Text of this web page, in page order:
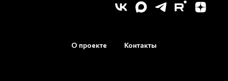
О проекте Контакты